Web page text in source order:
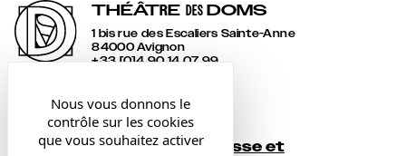
THÉÂTRE DES DOMS
1 bis rue des Escaliers Sainte-Anne
84000 Avignon
+33 [0]4 90 14 07 99
Contact
Presse et
Nous vous donnons le
contrôle sur les cookies
que vous souhaitez activer